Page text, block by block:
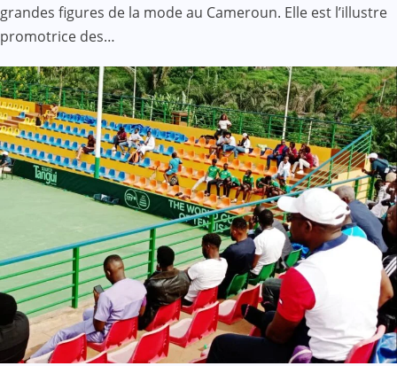
grandes figures de la mode au Cameroun. Elle est l’illustre
promotrice des…